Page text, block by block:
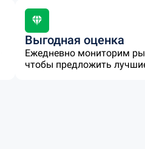
Выгодная оценка
Ежедневно мониторим
чтобы предложить